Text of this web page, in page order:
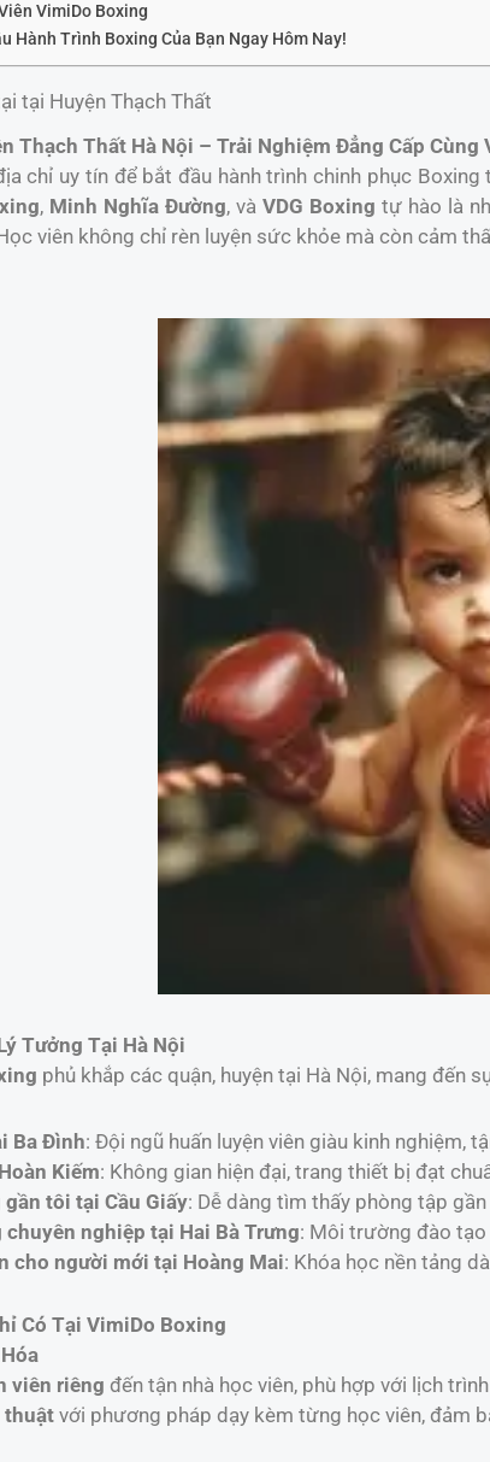
VimiDo Boxing
Hành Trình Boxing Của Bạn Ngay Hôm Nay!
tại Huyện Thạch Thất
Thạch Thất Hà Nội – Trải Nghiệm Đẳng Cấp Cùng
chỉ uy tín để bắt đầu hành trình chinh phục
, Minh Nghĩa Đường, và VDG Boxing tự hào là
viên không chỉ rèn luyện sức khỏe mà còn cảm
Tưởng Tại Hà Nội
phủ khắp các quận, huyện tại Hà Nội, mang đến
Ba Đình: Đội ngũ huấn luyện viên giàu kinh nghiệm,
Kiếm: Không gian hiện đại, trang thiết bị đạt
tôi tại Cầu Giấy: Dễ dàng tìm thấy phòng tập
chuyên nghiệp tại Hai Bà Trưng: Môi trường đào tạo
cho người mới tại Hoàng Mai: Khóa học nền tảng
Có Tại VimiDo Boxing
viên riêng đến tận nhà học viên, phù hợp với lịch
thuật với phương pháp dạy kèm từng học viên, đảm